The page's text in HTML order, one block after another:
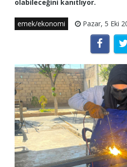
olabileceğini kanıtlıyor.
emek/ekonomi Pazar, 5 Eki